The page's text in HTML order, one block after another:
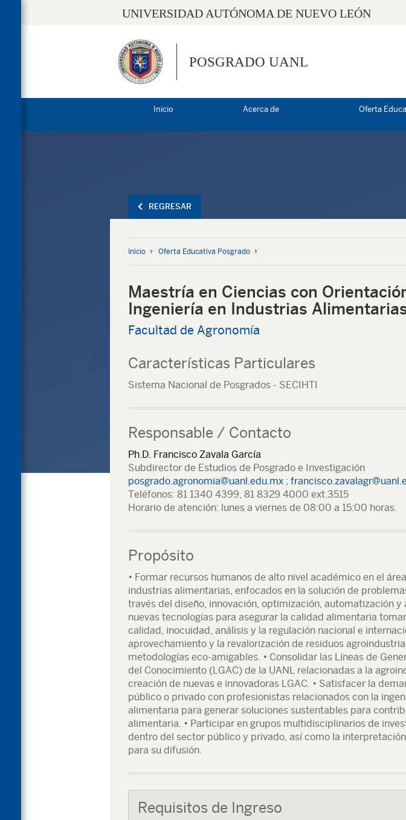
UNIVERSIDAD AUTÓNOMA DE NUEVO LEÓN
POSGRADO UANL
Inicio Acerca de Oferta
REGRESAR
Inicio Oferta Educativa Posgrado
Maestría en Ciencias con
Ingeniería en Industrias
Facultad de Agronomía
Características Particulares
Sistema Nacional de Posgrados - SECIHTI
Responsable / Contacto
Ph.D. Francisco Zavala García
Subdirector de Estudios de Posgrado e Investigación
posgrado.agronomia@uanl.edu.mx ;
Teléfonos: 81 1340 4399, 81 8329 4000 ext.3515
Horario de atención: lunes a viernes de 08:00 a 15:00 horas.
Propósito
• Formar recursos humanos de alto nivel académico en el
industrias alimentarias, enfocados en la solución de
través del diseño, innovación, optimización, automatización y
nuevas tecnologías para asegurar la calidad alimentaria
calidad, inocuidad, análisis y la regulación nacional e
aprovechamiento y la revalorización de residuos
metodologías eco-amigables. • Consolidar las Líneas de
del Conocimiento (LGAC) de la UANL relacionadas a la
creación de nuevas e innovadoras LGAC. • Satisfacer la
público o privado con profesionistas relacionados con la
alimentaria para generar soluciones sustentables para
alimentaria. • Participar en grupos multidisciplinarios de
dentro del sector público y privado, así como la
para su difusión.
Requisitos de Ingreso